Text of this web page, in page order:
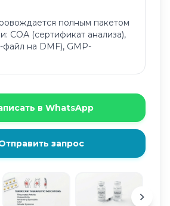
полным пакетом
СOА (сертификат анализа),
файл на DMF), GMP-
в WhatsApp
запрос